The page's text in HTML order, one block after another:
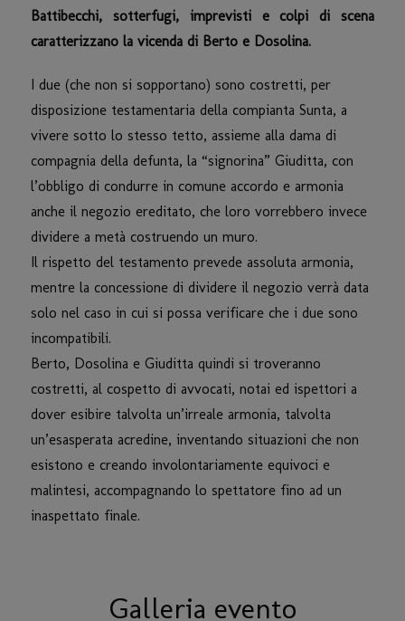
Battibecchi, sotterfugi, imprevisti e colpi di scena
caratterizzano la vicenda di Berto e Dosolina.
I due (che non si sopportano) sono costretti, per
disposizione testamentaria della compianta Sunta, a
vivere sotto lo stesso tetto, assieme alla dama di
compagnia della defunta, la “signorina” Giuditta, con
l’obbligo di condurre in comune accordo e armonia
anche il negozio ereditato, che loro vorrebbero invece
dividere a metà costruendo un muro.
Il rispetto del testamento prevede assoluta armonia,
mentre la concessione di dividere il negozio verrà data
solo nel caso in cui si possa verificare che i due sono
incompatibili.
Berto, Dosolina e Giuditta quindi si troveranno
costretti, al cospetto di avvocati, notai ed ispettori a
dover esibire talvolta un’irreale armonia, talvolta
un’esasperata acredine, inventando situazioni che non
esistono e creando involontariamente equivoci e
malintesi, accompagnando lo spettatore fino ad un
inaspettato finale.
Galleria evento